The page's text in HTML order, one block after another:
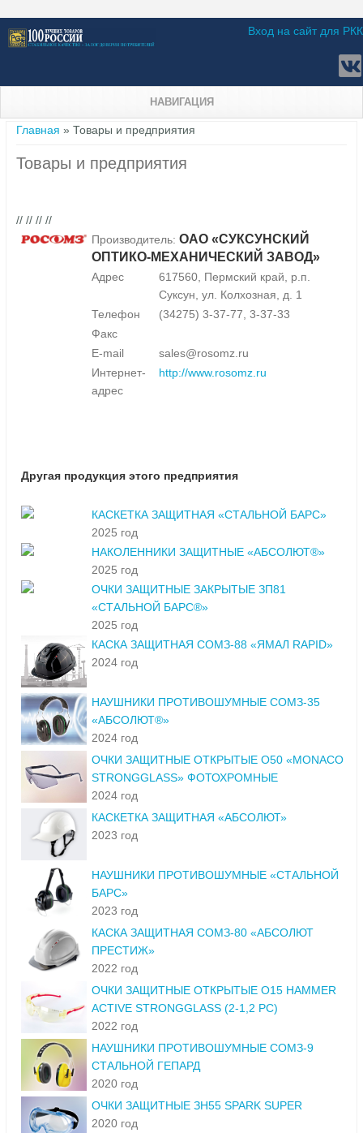
Вход на сайт для РКК
НАВИГАЦИЯ
Вы здесь
Главная » Товары и предприятия
Товары и предприятия
// // // //
Производитель: ОАО «СУКСУНСКИЙ
ОПТИКО-МЕХАНИЧЕСКИЙ ЗАВОД»
Адрес
617560, Пермский край, р.п.
Суксун, ул. Колхозная, д. 1
Телефон
(34275) 3-37-77, 3-37-33
Факс
E-mail
sales@rosomz.ru
Интернет-
адрес
http://www.rosomz.ru
Другая продукция этого предприятия
КАСКЕТКА ЗАЩИТНАЯ «СТАЛЬНОЙ БАРС»
2025 год
НАКОЛЕННИКИ ЗАЩИТНЫЕ «АБСОЛЮТ®»
2025 год
ОЧКИ ЗАЩИТНЫЕ ЗАКРЫТЫЕ ЗП81
«СТАЛЬНОЙ БАРС®»
2025 год
КАСКА ЗАЩИТНАЯ СОМЗ-88 «ЯМАЛ RAPID»
2024 год
НАУШНИКИ ПРОТИВОШУМНЫЕ СОМЗ-35
«АБСОЛЮТ®»
2024 год
ОЧКИ ЗАЩИТНЫЕ ОТКРЫТЫЕ О50 «MONACO
STRONGGLASS» ФОТОХРОМНЫЕ
2024 год
КАСКЕТКА ЗАЩИТНАЯ «АБСОЛЮТ»
2023 год
НАУШНИКИ ПРОТИВОШУМНЫЕ «СТАЛЬНОЙ
БАРС»
2023 год
КАСКА ЗАЩИТНАЯ СОМЗ-80 «АБСОЛЮТ
ПРЕСТИЖ»
2022 год
ОЧКИ ЗАЩИТНЫЕ ОТКРЫТЫЕ О15 HAMMER
ACTIVE STRONGGLASS (2-1,2 PC)
2022 год
НАУШНИКИ ПРОТИВОШУМНЫЕ СОМЗ-9
СТАЛЬНОЙ ГЕПАРД
2020 год
ОЧКИ ЗАЩИТНЫЕ ЗН55 SPARK SUPER
2020 год